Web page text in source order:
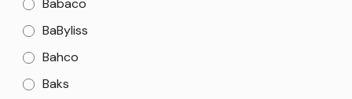
Babaco
BaByliss
Bahco
Baks